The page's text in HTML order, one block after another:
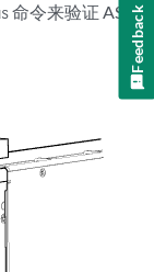
命令来验证 AS
Feedback